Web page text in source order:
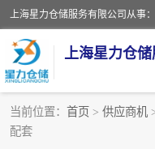
上海星力仓
当前位置： 首页 > 供应商机
配套
上海仓库对外出租